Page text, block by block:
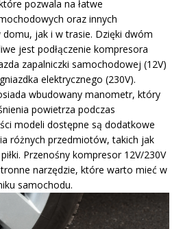
pozwala na łatwe
oraz innych
jak i w trasie. Dzięki dwóm
jest podłączenie kompresora
zapalniczki samochodowej (12V)
elektrycznego (230V).
wbudowany manometr, który
powietrza podczas
modeli dostępne są dodatkowe
różnych przedmiotów, takich jak
Przenośny kompresor 12V/230V
narzędzie, które warto mieć w
samochodu.